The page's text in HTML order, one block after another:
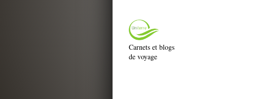
Carnets et blogs
de voyage